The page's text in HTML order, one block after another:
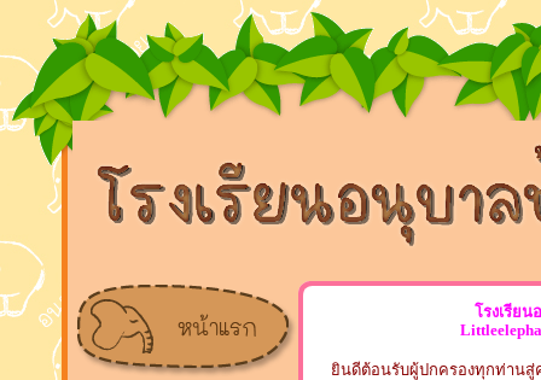
ยินดีต้อนรับผู้ปกครองทุกท่านสู่
โรงเรีย